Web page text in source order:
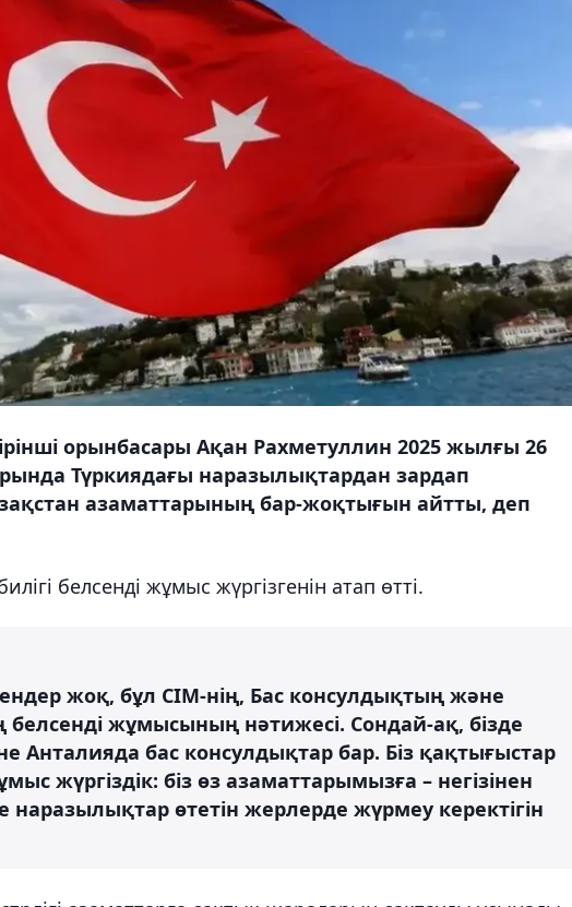
орынбасары Ақан Рахметуллин 2025 жылғы 26
Түркиядағы наразылықтардан зардап
азаматтарының бар-жоқтығын айтты, деп
белсенді жұмыс жүргізгенін атап өтті.
жоқ, бұл СІМ-нің, Бас консулдықтың және
белсенді жұмысының нәтижесі. Сондай-ақ, бізде
Анталияда бас консулдықтар бар. Біз қақтығыстар
жүргіздік: біз өз азаматтарымызға – негізінен
наразылықтар өтетін жерлерде жүрмеу керектігін